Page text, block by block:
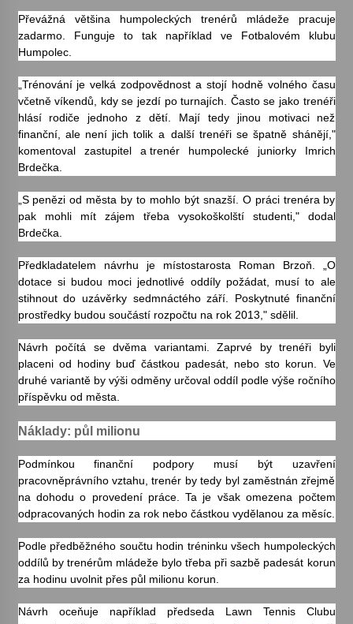
Votavžatský ploty
Letní koncerty ve Stromovce: Rufus Miller
22. 7. 2026
Vysočinka
17. 7. 2026
14. 7. 2026
Za kulturou kousek za Humpolec. V Želivě ožije
13. 7. 2026
Varhanní recitál Michala Novenka v Klášteře
Želiv
3. 7. 2026
Petr Adamec – Malovaný svět
30. 6. 2026
Převážná většina humpoleckých trenérů mládeže pracuje
zadarmo. Funguje to tak například ve Fotbalovém klubu
Humpolec.
„Trénování je velká zodpovědnost a stojí hodně volného času
včetně víkendů, kdy se jezdí po turnajích. Často se jako trenéři
hlásí rodiče jednoho z dětí. Mají tedy jinou motivaci než
finanční, ale není jich tolik a další trenéři se špatně shánějí,"
komentoval zastupitel a trenér humpolecké juniorky Imrich
Brdečka.
„S penězi od města by to mohlo být snazší. O práci trenéra by
pak mohli mít zájem třeba vysokoškolští studenti," dodal
Brdečka.
Předkladatelem návrhu je místostarosta Roman Brzoň. „O
dotace si budou moci jednotlivé oddíly požádat, musí to ale
stihnout do uzávěrky sedmnáctého září. Poskytnuté finanční
prostředky budou součástí rozpočtu na rok 2013," sdělil.
Návrh počítá se dvěma variantami. Zaprvé by trenéři byli
placeni od hodiny buď částkou padesát, nebo sto korun. Ve
druhé variantě by výši odměny určoval oddíl podle výše ročního
příspěvku od města.
Náklady: půl milionu
Podmínkou finanční podpory musí být uzavření
pracovněprávního vztahu, trenér by tedy byl zaměstnán zřejmě
na dohodu o provedení práce. Ta je však omezena počtem
odpracovaných hodin za rok nebo částkou vydělanou za měsíc.
Podle předběžného součtu hodin tréninku všech humpoleckých
oddílů by trenérům mládeže bylo třeba při sazbě padesát korun
za hodinu uvolnit přes půl milionu korun.
Návrh oceňuje například předseda Lawn Tennis Clubu